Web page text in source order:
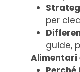
per
guide,
Alimentari